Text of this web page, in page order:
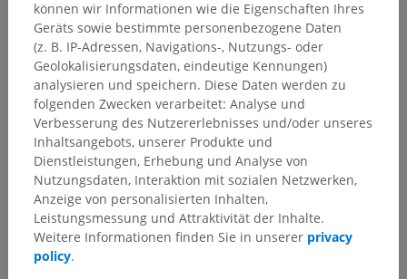
Anatomische Hierarchie
Anatomie des Menschen 2
können wir Informationen wie die Eigenschaften Ihres
Geräts sowie bestimmte personenbezogene Daten
(z. B. IP-Adressen, Navigations-, Nutzungs- oder
Geolokalisierungsdaten, eindeutige Kennungen)
analysieren und speichern. Diese Daten werden zu
folgenden Zwecken verarbeitet: Analyse und
Verbesserung des Nutzererlebnisses und/oder unseres
Inhaltsangebots, unserer Produkte und
Dienstleistungen, Erhebung und Analyse von
Nutzungsdaten, Interaktion mit sozialen Netzwerken,
Anzeige von personalisierten Inhalten,
Leistungsmessung und Attraktivität der Inhalte.
Weitere Informationen finden Sie in unserer privacy
policy.